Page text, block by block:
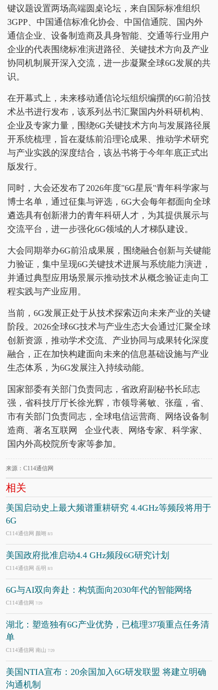
键议题设置两场高端圆桌论坛，来自国际标准组织
3GPP、中国通信标准化协会、中国信通院、国内外
通信企业、设备制造商及具身智能、交通等行业用户
企业的代表围绕标准演进路径、关键技术方向及产业
协同机制展开深入交流，进一步凝聚全球6G发展的共
识。
在开幕式上，未来移动通信论坛组织编撰的6G前沿技
术丛书进行发布，该系列丛书汇聚国内外科研机构、
企业及专家力量，围绕6G关键技术方向与发展路径展
开系统梳理，旨在凝练前沿理论成果、推动学术研究
与产业实践的深度结合，该丛书将于今年年底正式出
版发行。
同时，大会还发布了2026年度"6G星辰"青年科学家与
博士名单，通过征集与评选，6G大会每年都面向全球
遴选具有创新潜力的青年科研人才，为其提供展示与
交流平台，进一步强化6G领域的人才梯队建设。
大会同期举办6G前沿成果展，围绕融合创新与关键能
力验证，集中呈现6G关键技术进展与系统能力演进，
并通过典型应用场景展示推动技术从概念验证走向工
程实践与产业应用。
当前，6G发展正处于从技术探索迈向未来产业的关键
阶段。2026全球6G技术与产业生态大会通过汇聚全球
创新资源，推动学术交流、产业协同与成果转化深度
融合，正在加快构建面向未来的信息基础设施与产业
生态体系，为6G发展注入持续动能。
国家部委有关部门负责同志，省政府副秘书长邱志
强，省科技厅厅长徐光辉，市领导蒋敏、张蕴，省、
市有关部门负责同志，全球电信运营商、网络设备制
造商、著名互联网 企业代表、网络专家、科学家、
国内外高校院所专家等参加。
来源：C114通信网
相关
美国启动史上最大频谱重耕研究 4.4GHz等频段将用于
6G
C114通信网 颜翊 8/3
美国政府批准启动4.4 GHz频段6G研究计划
C114通信网 岳明 8/3
6G与AI双向奔赴：构筑面向2030年代的智能网络
C114通信网 7/29
湖北：塑造独有6G产业优势，已梳理37项重点任务清
单
C114通信网 南山 7/29
美国NTIA宣布：20余国加入6G研发联盟 将建立明确
沟通机制